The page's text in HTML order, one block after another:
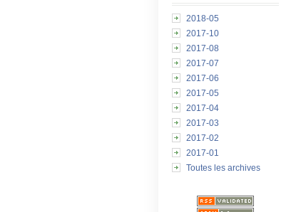
2018-05
2017-10
2017-08
2017-07
2017-06
2017-05
2017-04
2017-03
2017-02
2017-01
Toutes les archives